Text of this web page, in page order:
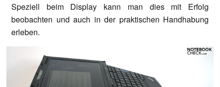
Speziell beim Display kann man dies mit Erfolg
beobachten und auch in der praktischen Handhabung
erleben.